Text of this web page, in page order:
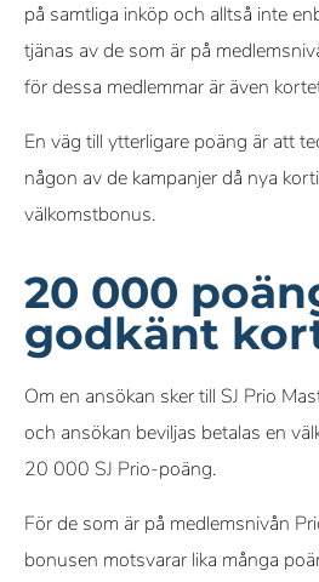
på samtliga inköp och alltså inte
tjänas av de som är på
för dessa medlemmar är även
En väg till ytterligare poäng är att
någon av de kampanjer då nya
välkomstbonus.
20 000
godkänt
Om en ansökan sker till SJ Prio
och ansökan beviljas betalas en
20 000 SJ Prio-poäng.
För de som är på medlemsnivån
bonusen motsvarar lika många